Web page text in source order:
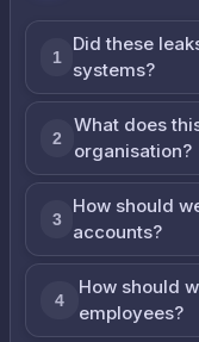
1
Did these
systems?
2
What does
organisation?
3
How should
accounts?
4
How should
employees?